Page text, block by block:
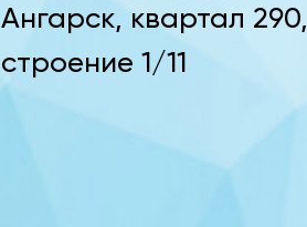
Ангарск, квартал 290,
строение 1/11